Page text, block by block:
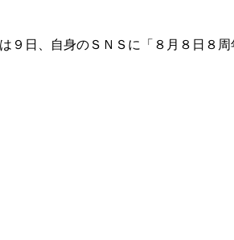
９日、自身のＳＮＳに「８月８日８